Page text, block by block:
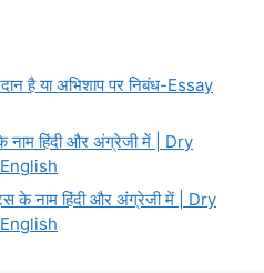
है या अभिशाप पर निबंध-Essay
हिंदी और अंग्रेजी में | Dry
के नाम हिंदी और अंग्रेजी में | Dry